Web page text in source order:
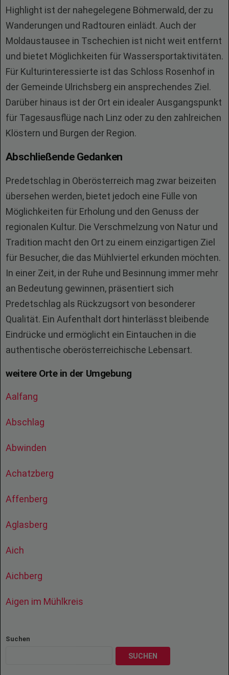
Highlight ist der nahegelegene Böhmerwald, der zu
Wanderungen und Radtouren einlädt. Auch der
Moldaustausee in Tschechien ist nicht weit entfernt
und bietet Möglichkeiten für Wassersportaktivitäten.
Für Kulturinteressierte ist das Schloss Rosenhof in
der Gemeinde Ulrichsberg ein ansprechendes Ziel.
Darüber hinaus ist der Ort ein idealer Ausgangspunkt
für Tagesausflüge nach Linz oder zu den zahlreichen
Klöstern und Burgen der Region.
Abschließende Gedanken
Predetschlag in Oberösterreich mag zwar beizeiten
übersehen werden, bietet jedoch eine Fülle von
Möglichkeiten für Erholung und den Genuss der
regionalen Kultur. Die Verschmelzung von Natur und
Tradition macht den Ort zu einem einzigartigen Ziel
für Besucher, die das Mühlviertel erkunden möchten.
In einer Zeit, in der Ruhe und Besinnung immer mehr
an Bedeutung gewinnen, präsentiert sich
Predetschlag als Rückzugsort von besonderer
Qualität. Ein Aufenthalt dort hinterlässt bleibende
Eindrücke und ermöglicht ein Eintauchen in die
authentische oberösterreichische Lebensart.
weitere Orte in der Umgebung
Aalfang
Abschlag
Abwinden
Achatzberg
Affenberg
Aglasberg
Aich
Aichberg
Aigen im Mühlkreis
Suchen
SUCHEN